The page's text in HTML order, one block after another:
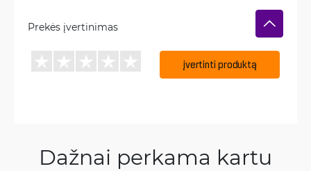
Prekės įvertinimas
įvertinti produktą
Dažnai perkama kartu